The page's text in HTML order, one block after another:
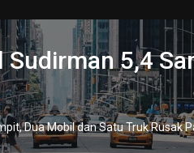
5,4
Dua Mobil dan Satu Truk Rusak